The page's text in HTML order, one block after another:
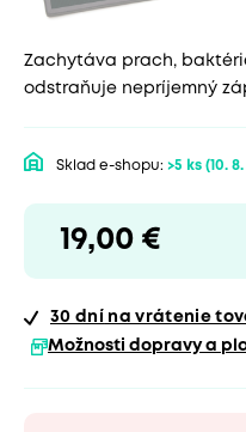
Zachytáva prach,
odstraňuje nepríjemný
Sklad e-shopu: >5 ks (10.
19,00 €
30 dní na vrátenie
Možnosti dopravy a